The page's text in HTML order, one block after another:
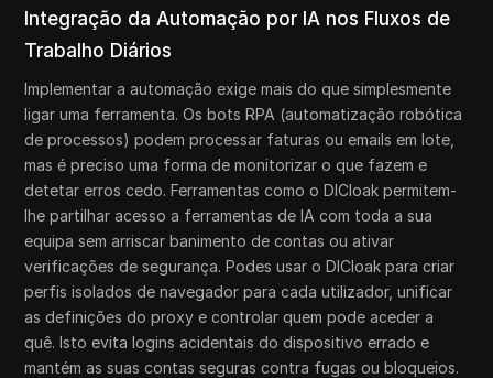
Integração da Automação por IA nos Fluxos de
Trabalho Diários
Implementar a automação exige mais do que simplesmente
ligar uma ferramenta. Os bots RPA (automatização robótica
de processos) podem processar faturas ou emails em lote,
mas é preciso uma forma de monitorizar o que fazem e
detetar erros cedo. Ferramentas como o DICloak permitem-
lhe partilhar acesso a ferramentas de IA com toda a sua
equipa sem arriscar banimento de contas ou ativar
verificações de segurança. Podes usar o DICloak para criar
perfis isolados de navegador para cada utilizador, unificar
as definições do proxy e controlar quem pode aceder a
quê. Isto evita logins acidentais do dispositivo errado e
mantém as suas contas seguras contra fugas ou bloqueios.